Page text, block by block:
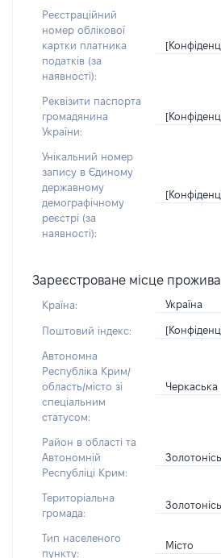
Реєстраційний
номер облікової
картки платника
податків (за
наявності):
Реквізити паспорта
громадянина
України:
Унікальний номер
запису в Єдиному
державному
демографічному
реєстрі (за
наявності):
Зареєстроване місце
Країна: Україна
Поштовий індекс:
Автономна
Республіка Крим/
область/місто зі
спеціальним
статусом:
Черкаська
Район в області та
Автономній
Республіці Крим:
Територіальна
громада:
Тип населеного
пункту:
Місто